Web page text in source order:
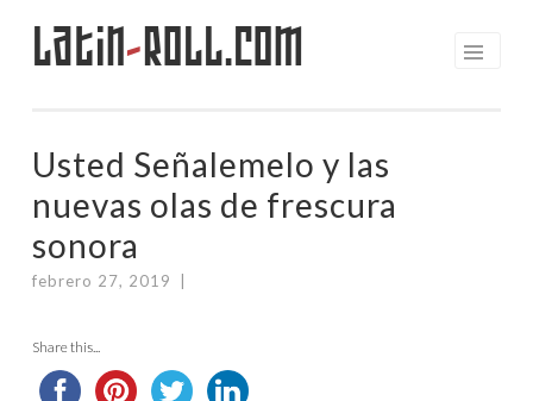
Saltar
Latin-Roll.com
Usted Señalemelo y las
nuevas olas de frescura
sonora
febrero 27, 2019
Share this...